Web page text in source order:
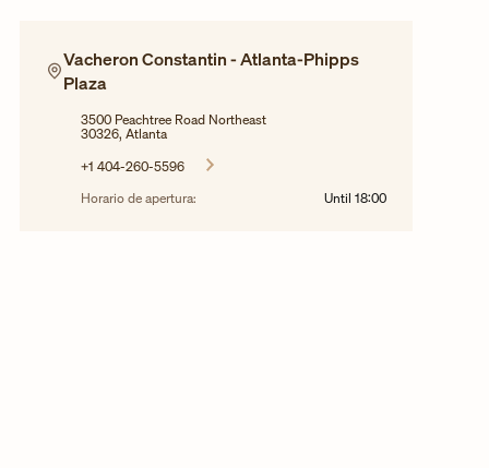
Vacheron Constantin - Atlanta-Phipps
Plaza
3500 Peachtree Road Northeast
30326, Atlanta
+1 404-260-5596
Horario de apertura:
Until 18:00